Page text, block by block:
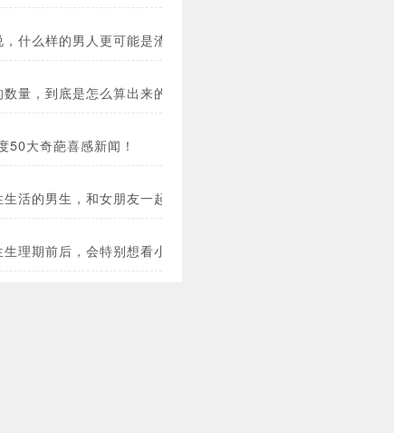
什么样的男人更可能是渣男？(图)
量，到底是怎么算出来的？
50大奇葩喜感新闻！
活的男生，和女朋友一起阅读本文！
理期前后，会特别想看小视频啊？